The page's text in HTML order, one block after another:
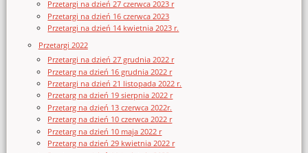
Przetargi na dzień 27 czerwca 2023 r
Przetargi na dzień 16 czerwca 2023
Przetargi na dzień 14 kwietnia 2023 r.
Przetargi 2022
Przetargi na dzień 27 grudnia 2022 r
Przetarg na dzień 16 grudnia 2022 r
Przetargi na dzień 21 listopada 2022 r.
Przetarg na dzień 19 sierpnia 2022 r
Przetarg na dzień 13 czerwca 2022r.
Przetarg na dzień 10 czerwca 2022 r
Przetarg na dzień 10 maja 2022 r
Przetarg na dzień 29 kwietnia 2022 r